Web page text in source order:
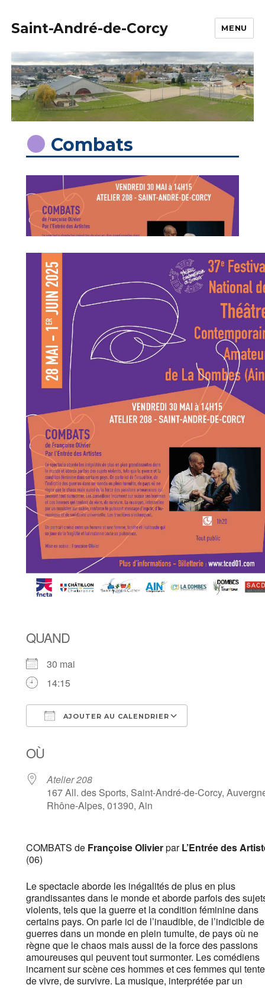
Saint-André-de-Corcy MENU
Combats
QUAND
30 mai
14:15
AJOUTER AU CALENDRIER
OÙ
Atelier 208
167 All. des Sports, Saint-André-de-Corcy,
Rhône-Alpes, 01390, Ain
COMBATS de Françoise OlivierparL’Entrée des
(06)
Le spectacle aborde les inégalités de plus en plus
grandissantes dans le monde et aborde parfois des
violents, tels que la guerre et la condition féminine dans
certains pays. On parle ici de l’inaudible, de l’indicible
guerres dans un monde en plein tumulte, de pays où ne
règne que le chaos mais aussi de la force des passions
amoureuses qui peuvent tout surmonter. Les comédiens
incarnent sur scène ces hommes et ces femmes qui
de vivre, de survivre. La musique, interprétée par un